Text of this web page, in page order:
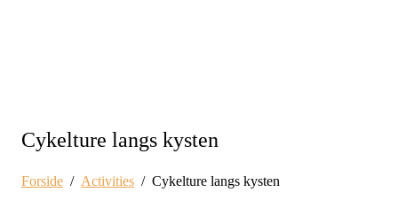
Cykelture langs kysten
Forside Activities Cykelture langs kysten